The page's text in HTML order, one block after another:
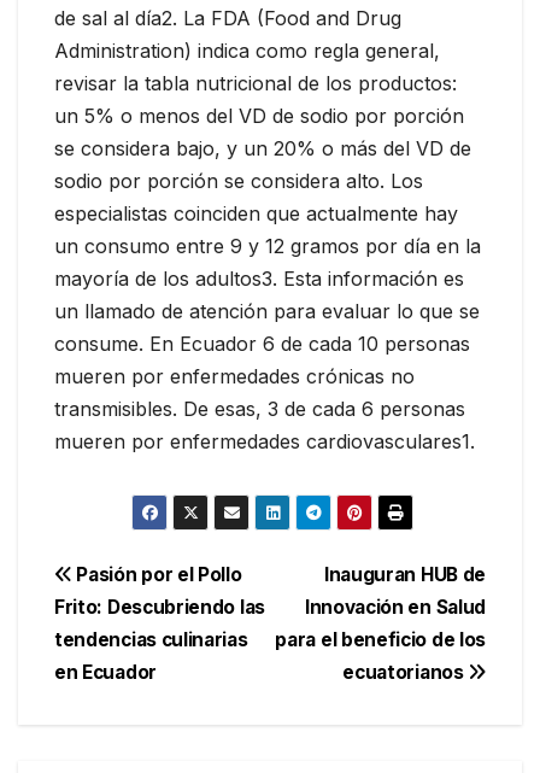
de sal al día2. La FDA (Food and Drug
Administration) indica como regla general,
revisar la tabla nutricional de los productos:
un 5% o menos del VD de sodio por porción
se considera bajo, y un 20% o más del VD de
sodio por porción se considera alto. Los
especialistas coinciden que actualmente hay
un consumo entre 9 y 12 gramos por día en la
mayoría de los adultos3. Esta información es
un llamado de atención para evaluar lo que se
consume. En Ecuador 6 de cada 10 personas
mueren por enfermedades crónicas no
transmisibles. De esas, 3 de cada 6 personas
mueren por enfermedades cardiovasculares1.
Navegación
de
entradas
Inauguran HUB de
Innovación en Salud
para el beneficio de los
ecuatorianos
Pasión por el Pollo
Frito: Descubriendo las
tendencias culinarias
en Ecuador